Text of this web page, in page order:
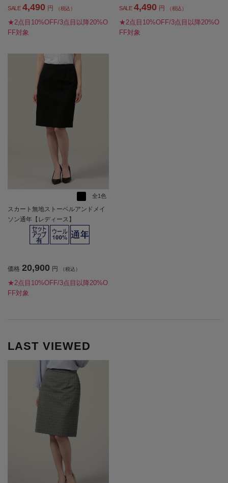
SALE 4,490 円 （税込）
★2点目10%OFF/3点目以降20%O
FF対象
SALE 4,490 円 （税込）
★2点目10%OFF/3点目以降20%O
FF対象
全1色
スカート無地ストーベルアンドメイ
ソン通年【レディース】
価格 20,900 円 （税込）
★2点目10%OFF/3点目以降20%O
FF対象
LAST VIEWED